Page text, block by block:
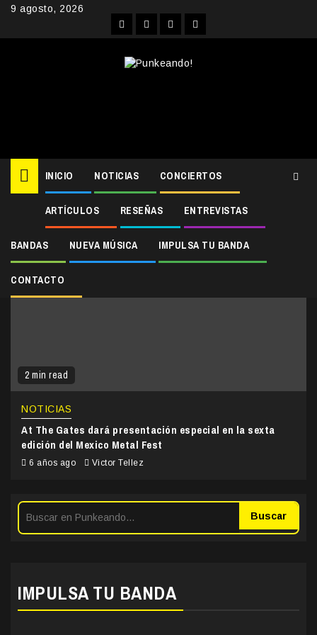
Skip9 agosto, 2026
FacebookInstagram
YouTubeTwitter
INICIO NOTICIAS CONCIERTOS
ARTÍCULOS RESEÑAS ENTREVISTAS
BANDAS NUEVA MÚSICA IMPULSA TU BANDA
CONTACTO
at the gates
at the gates
2 min read
NOTICIAS
At The Gates dará presentación especial en la sexta
edición del Mexico Metal Fest
6 años ago Victor Tellez
Buscar
IMPULSA TU BANDA